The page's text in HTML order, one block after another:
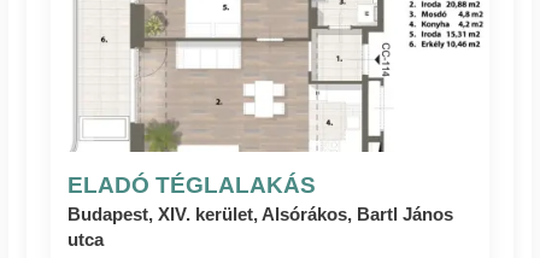
ELADÓ TÉGLALAKÁS
Budapest, XIV. kerület, Alsórákos, Bartl János
utca